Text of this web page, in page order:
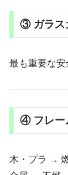
③ ガラス
最も重要な安
④ フレー
木・プラ →